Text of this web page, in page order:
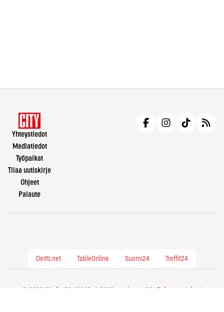
Yhteystiedot
Mediatiedot
Työpaikat
Tilaa uutiskirje
Ohjeet
Palaute
Deitti.net TableOnline Suomi24 Treffit24